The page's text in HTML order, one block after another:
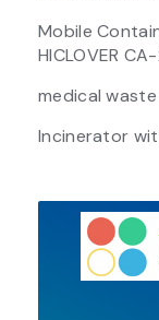
Mobile
HICLOVER
medical
Incinerator